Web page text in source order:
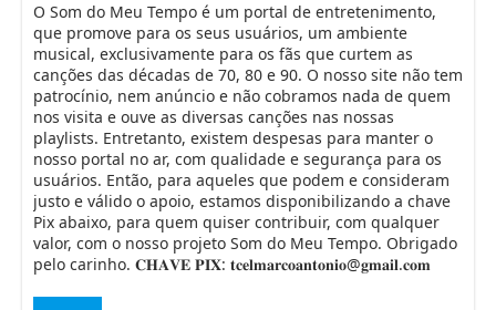
42 Torna a Surriento - Andrea Bocelli
43
Perfect Symphony - Ed Sheeran & Andrea
Bocelli
44 Libertà - Andrea Bocelli
45 Garota de Ipanema - Andrea Bocelli
O Som do Meu Tempo é um portal de entretenimento,
que promove para os seus usuários, um ambiente
musical, exclusivamente para os fãs que curtem as
canções das décadas de 70, 80 e 90. O nosso site não tem
patrocínio, nem anúncio e não cobramos nada de quem
nos visita e ouve as diversas canções nas nossas
playlists. Entretanto, existem despesas para manter o
nosso portal no ar, com qualidade e segurança para os
usuários. Então, para aqueles que podem e consideram
justo e válido o apoio, estamos disponibilizando a chave
Pix abaixo, para quem quiser contribuir, com qualquer
valor, com o nosso projeto Som do Meu Tempo. Obrigado
pelo carinho. 𝐂𝐇𝐀𝐕𝐄 𝐏𝐈𝐗: 𝐭𝐜𝐞𝐥𝐦𝐚𝐫𝐜𝐨𝐚𝐧𝐭𝐨𝐧𝐢𝐨@𝐠𝐦𝐚𝐢𝐥.𝐜𝐨𝐦